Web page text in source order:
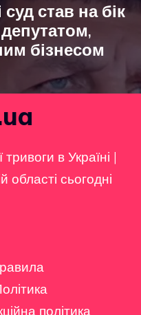
став на бік
бізнесом
в Україні |
області сьогодні
політика